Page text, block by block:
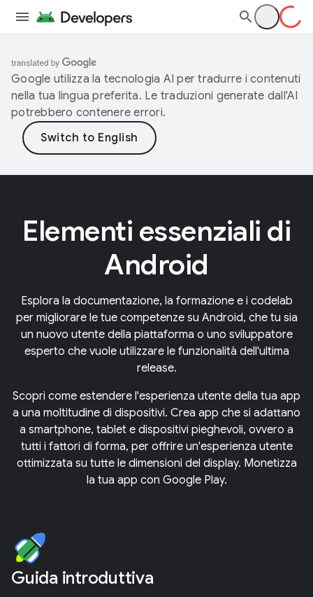
Google utilizza la tecnologia AI per tradurre i contenuti
nella tua lingua preferita. Le traduzioni generate dall'AI
potrebbero contenere errori.
Elementi essenziali di
Android
Esplora la documentazione, la formazione e i codelab
per migliorare le tue competenze su Android, che tu sia
un nuovo utente della piattaforma o uno sviluppatore
esperto che vuole utilizzare le funzionalità dell'ultima
release.
Scopri come estendere l'esperienza utente della tua app
a una moltitudine di dispositivi. Crea app che si adattano
a smartphone, tablet e dispositivi pieghevoli, ovvero a
tutti i fattori di forma, per offrire un'esperienza utente
ottimizzata su tutte le dimensioni del display. Monetizza
la tua app con Google Play.
Guida introduttiva